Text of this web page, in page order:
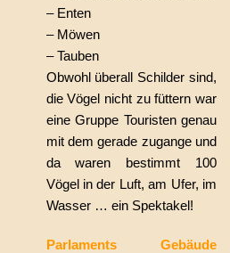
– Enten
– Möwen
– Tauben
Obwohl überall Schilder sind,
die Vögel nicht zu füttern war
eine Gruppe Touristen genau
mit dem gerade zugange und
da waren bestimmt 100
Vögel in der Luft, am Ufer, im
Wasser … ein Spektakel!
Parlaments Gebäude